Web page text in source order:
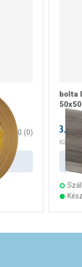
0 (0)
bolta
3.099
620 Ft